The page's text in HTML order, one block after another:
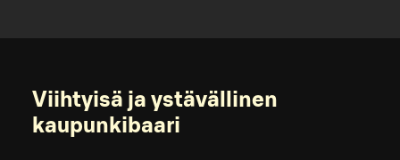
Viihtyisä ja ystävällinen
kaupunkibaari